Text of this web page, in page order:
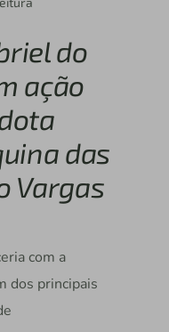
do
ação
das
Vargas
com a
dos principais